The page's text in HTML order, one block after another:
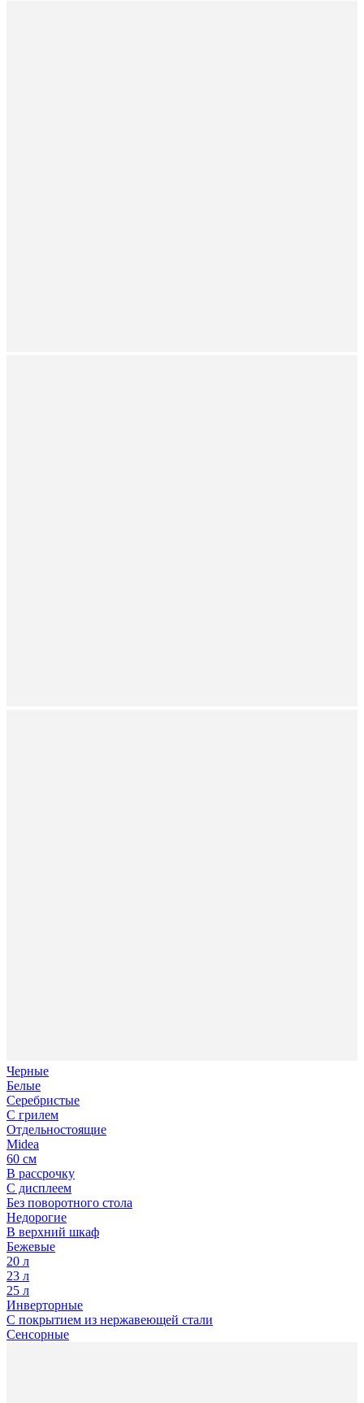
Черные
Белые
Серебристые
С грилем
Отдельностоящие
Midea
60 см
В рассрочку
С дисплеем
Без поворотного стола
Недорогие
В верхний шкаф
Бежевые
20 л
23 л
25 л
Инверторные
С покрытием из нержавеющей стали
Сенсорные